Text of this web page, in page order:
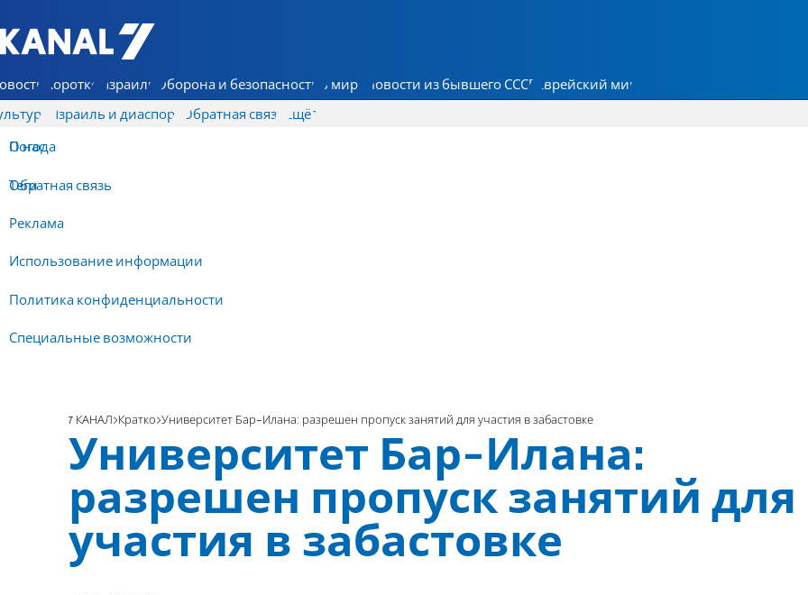
7 КАНАЛ - Аруц Шева
Коротко Израиль Оборона и безопасность В мире Новости из бывшего СССР Еврейский мир
Израиль и диаспора Обратная связь
О нас
Обратная связь
Реклама
Использование информации
Политика конфиденциальности
Специальные возможности
Ещё
Погода
Теги
7 КАНАЛ Кратко Университет Бар-Илана: разрешен пропуск занятий для участия в забастовке
Университет Бар-Илана:
разрешен пропуск занятий для
участия в забастовке